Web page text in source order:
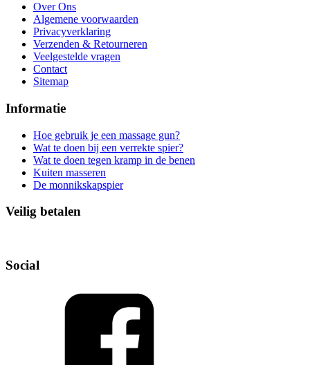
Over Ons
Algemene voorwaarden
Privacyverklaring
Verzenden & Retourneren
Veelgestelde vragen
Contact
Sitemap
Informatie
Hoe gebruik je een massage gun?
Wat te doen bij een verrekte spier?
Wat te doen tegen kramp in de benen
Kuiten masseren
De monnikskapspier
Veilig betalen
Social